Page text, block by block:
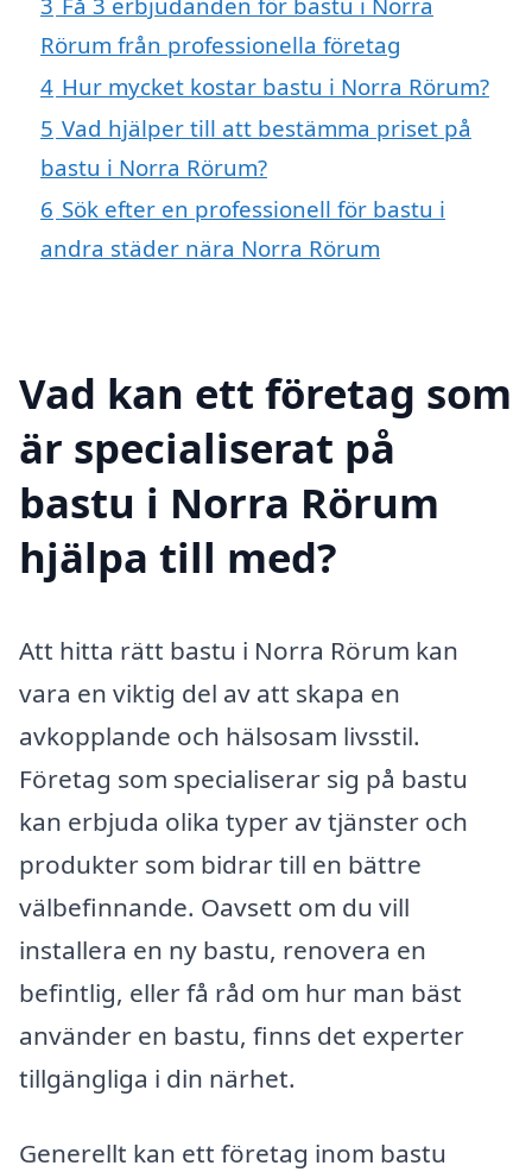
Rörum från professionella företag
4 Hur mycket kostar bastu i Norra Rörum?
5 Vad hjälper till att bestämma priset på
bastu i Norra Rörum?
6 Sök efter en professionell för bastu i
andra städer nära Norra Rörum
Vad kan ett företag som
är specialiserat på
bastu i Norra Rörum
hjälpa till med?
Att hitta rätt bastu i Norra Rörum kan
vara en viktig del av att skapa en
avkopplande och hälsosam livsstil.
Företag som specialiserar sig på bastu
kan erbjuda olika typer av tjänster och
produkter som bidrar till en bättre
välbefinnande. Oavsett om du vill
installera en ny bastu, renovera en
befintlig, eller få råd om hur man bäst
använder en bastu, finns det experter
tillgängliga i din närhet.
Generellt kan ett företag inom bastu